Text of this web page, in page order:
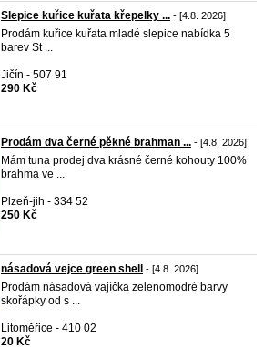
Slepice kuřice kuřata křepelky ... - [4.8. 2026]
Prodám kuřice kuřata mladé slepice nabídka 5
barev St ...
Jičín - 507 91
290 Kč
Prodám dva černé pěkné brahman ... - [4.8. 2026]
Mám tuna prodej dva krásné černé kohouty 100%
brahma ve ...
Plzeň-jih - 334 52
250 Kč
násadová vejce green shell - [4.8. 2026]
Prodám násadová vajíčka zelenomodré barvy
skořápky od s ...
Litoměřice - 410 02
20 Kč